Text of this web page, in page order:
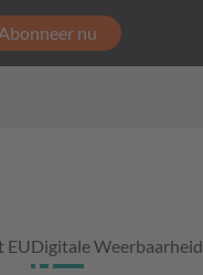
Abonneer nu
EUDigitale Weerbaarheid